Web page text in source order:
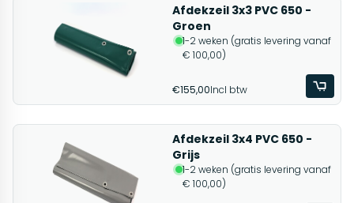
Afdekzeil 3x3 PVC 650 -
Groen
1-2 weken (gratis levering vanaf
€ 100,00)
€155,00Incl btw
Afdekzeil 3x4 PVC 650 -
Grijs
1-2 weken (gratis levering vanaf
€ 100,00)